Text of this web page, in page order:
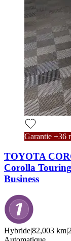
Garantie +36
TOYOTA
Corolla
Business
Hybride|82,003 km|